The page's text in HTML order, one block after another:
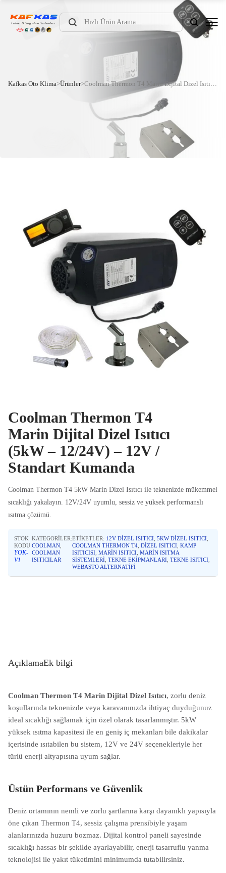
Products
search
Kafkas Oto Klima>Ürünler> Coolman Thermon T4 Marin Dijital Dizel Isıtıcı (5kW – 12/24V) – 12V / Standart Kumanda
Coolman Thermon T4
Marin Dijital Dizel Isıtıcı
(5kW – 12/24V) – 12V /
Standart Kumanda
Coolman Thermon T4 5kW Marin Dizel Isıtıcı ile teknenizde mükemmel
sıcaklığı yakalayın. 12V/24V uyumlu, sessiz ve yüksek performanslı
ısıtma çözümü.
STOK
KODU:
YOK-
V1
KATEGORILER:
COOLMAN,
COOLMAN
ISITICILAR
ETIKETLER: 12V DIZEL ISITICI, 5KW DIZEL ISITICI,
COOLMAN THERMON T4, DIZEL ISITICI, KAMP
ISITICISI, MARIN ISITICI, MARIN ISITMA
SISTEMLERI, TEKNE EKIPMANLARI, TEKNE ISITICI,
WEBASTO ALTERNATIFI
AçıklamaEk bilgi
Coolman Thermon T4 Marin Dijital Dizel Isıtıcı, zorlu deniz
koşullarında teknenizde veya karavanınızda ihtiyaç duyduğunuz
ideal sıcaklığı sağlamak için özel olarak tasarlanmıştır. 5kW
yüksek ısıtma kapasitesi ile en geniş iç mekanları bile dakikalar
içerisinde ısıtabilen bu sistem, 12V ve 24V seçenekleriyle her
türlü enerji altyapısına uyum sağlar.
Üstün Performans ve Güvenlik
Deniz ortamının nemli ve zorlu şartlarına karşı dayanıklı yapısıyla
öne çıkan Thermon T4, sessiz çalışma prensibiyle yaşam
alanlarınızda huzuru bozmaz. Dijital kontrol paneli sayesinde
sıcaklığı hassas bir şekilde ayarlayabilir, enerji tasarruflu yanma
teknolojisi ile yakıt tüketimini minimumda tutabilirsiniz.